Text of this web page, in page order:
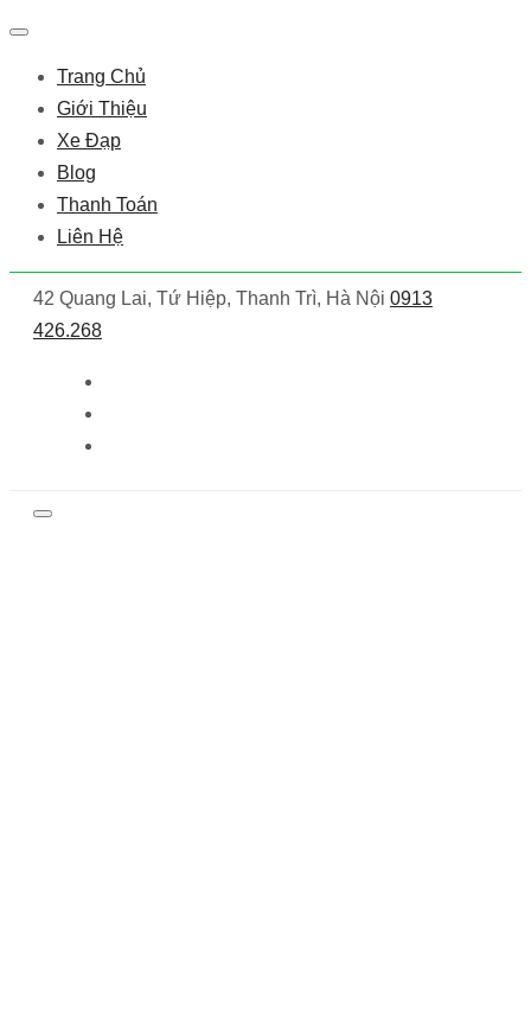
Trang Chủ
Giới Thiệu
Xe Đạp
Blog
Thanh Toán
Liên Hệ
42 Quang Lai, Tứ Hiệp, Thanh Trì, Hà Nội 0913
426.268